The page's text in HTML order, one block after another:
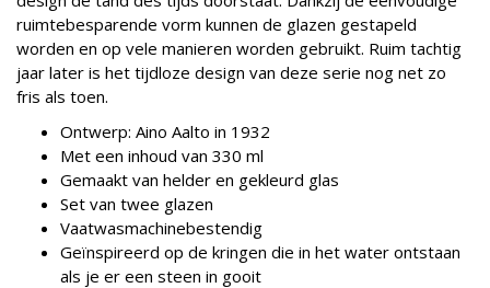
ruimtebesparende vorm kunnen de glazen gestapeld
worden en op vele manieren worden gebruikt. Ruim tachtig
jaar later is het tijdloze design van deze serie nog net zo
fris als toen.
Ontwerp: Aino Aalto in 1932
Met een inhoud van 330 ml
Gemaakt van helder en gekleurd glas
Set van twee glazen
Vaatwasmachinebestendig
Geïnspireerd op de kringen die in het water ontstaan
als je er een steen in gooit